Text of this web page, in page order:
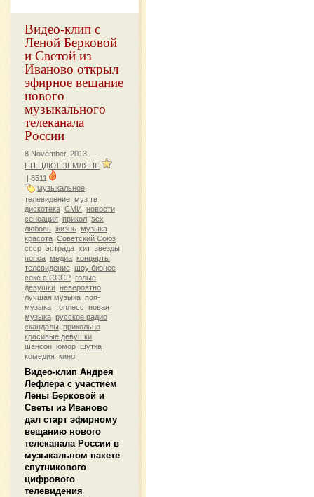
Видео-клип с
Леной Берковой
и Светой из
Иваново открыл
эфирное вещание
нового
музыкального
телеканала
России
8 November, 2013 —
НП.ЦДЮТ ЗЕМЛЯНЕ
| 8511
музыкальное
телевидение муз тв
дискотека СМИ новости
сенсация прикол sex
любовь жизнь музыка
красота Советский Союз
ссср эстрада хит звезды
попса медиа концерты
телевидение шоу бизнес
секс в СССР голые
девушки невероятно
лучшая музыка поп-
музыка топлесс новая
музыка русское радио
скандалы прикольно
красивые девушки
шансон юмор шутка
комедия кино
Видео-клип Андрея
Лефлера с участием
Лены Берковой и
Светы из Иваново
дал старт эфирному
вещанию нового
телеканала России в
музыкальном пакете
спутникового
цифрового
телевидения